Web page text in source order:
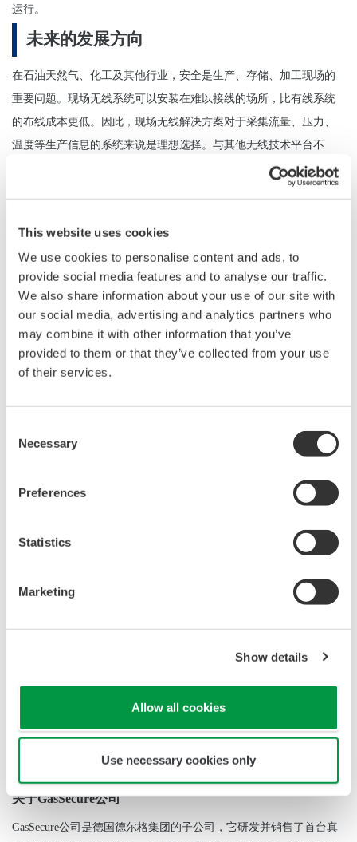
This website uses cookies
We use cookies to personalise content and ads, to
provide social media features and to analyse our traffic.
We also share information about your use of our site with
our social media, advertising and analytics partners who
may combine it with other information that you’ve
provided to them or that they’ve collected from your use
of their services.
Selection
Necessary
Preferences
Statistics
Marketing
Show details
Allow all cookies
Use necessary cookies only
运行。
未来的发展方向
在石油天然气、化工及其他行业，安全是生产、存储、加工现场的
重要问题。现场无线系统可以安装在难以接线的场所，比有线系统
的布线成本更低。因此，现场无线解决方案对于采集流量、压力、
温度等生产信息的系统来说是理想选择。与其他无线技术平台不
同，它们可用于构建进行气体检测及其他安全功能的系统，能很好
地满足这些目的。随着SIL2认证的无线气体检测系统的发布，横河
*1IEC61508中规定的四个安全完整性等级其中之一，是电气和电子
设备的功能安全标准，由国际电工委员会(IEC)制定。多数现场安全
设备都需要SIL2认证。
*2基于ISA100.11a工业自动化无线通信标准的网络协议，由国际自
动化协会(ISA)制定，它的实施需要申请。它获得了2014年10月IEC
是石油和天然气的主要成分。
更多信息
关于横河电机集团
横河电机集团拥有88家公司，业务覆盖56个国家。自从1915年创立
以来，年营业额可达35亿美元的横河电机集团一直致力于技术的研
药和食品加工等。了解更多信息，敬请登录：
www.yokogawa.com.
关于GasSecure公司
GasSecure公司是德国德尔格集团的子公司，它研发并销售了首台真